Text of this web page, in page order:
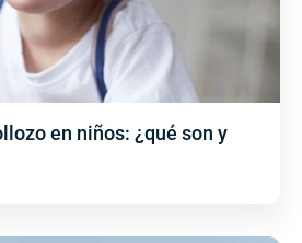
en niños: ¿qué son y